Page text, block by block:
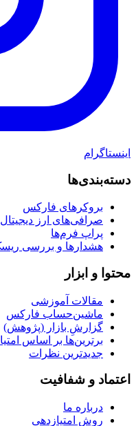
اینستاگرام
دسته‌بندی‌ها
بروکرهای فارکس
صرافی‌های ارز دیجیتال
پراپ فرم‌ها
هشدارها و بررسی
محتوا و ابزار
مقالات آموزشی
ماشین‌حساب فارکس
گزارشِ بازار (پژوهش)
برترین‌ها بر اساس
جدیدترین نظرات
اعتماد و شفافیت
درباره ما
روش امتیازدهی